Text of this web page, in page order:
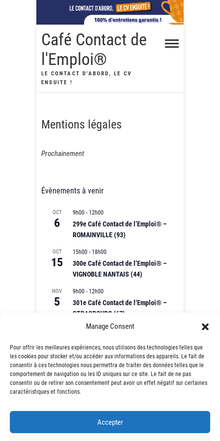
Manage Consent
Pour offrir les meilleures expériences, nous utilisons des technologies telles que
les cookies pour stocker et/ou accéder aux informations des appareils. Le fait de
consentir à ces technologies nous permettra de traiter des données telles que le
comportement de navigation ou les ID uniques sur ce site. Le fait de ne pas
consentir ou de retirer son consentement peut avoir un effet négatif sur certaines
caractéristiques et fonctions.
Accepter
content
Café Contact de
l'Emploi®
LE CONTACT D'ABORD, LE CV
ENSUITE !
Mentions légales
Prochainement
Évènements à venir
OCT
6
9h00 - 12h00
299e Café Contact de l’Emploi® –
ROMAINVILLE (93)
OCT
15
15h00 - 18h00
300e Café Contact de l’Emploi® –
VIGNOBLE NANTAIS (44)
NOV
5
9h00 - 12h00
301e Café Contact de l’Emploi® –
STRASBOURG (67)
10
-12h00
MONTFERMEIL (93)
Voir le calendrier